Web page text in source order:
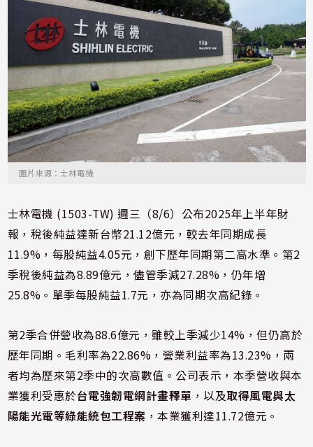
圖片來源：士林電機
士林電機 (1503-TW) 週三（8/6）公布2025年上半年財
報，稅後純益達新台幣21.12億元，較去年同期成長
11.9%，每股純益4.05元，創下歷年同期第二高水準。第2
季稅後純益為8.89億元，儘管季減27.28%，仍年增
25.8%。單季每股純益1.7元，亦為同期次高紀錄。
第2季合併營收為88.6億元，雖較上季減少14%，但仍高於
歷年同期。毛利率為22.86%，營業利益率為13.23%，兩
者均為歷來第2季中的次高數值。公司表示，本季營收與本
業獲利受惠於台電強韌電網計畫釋單 ，以及取得風電與太
陽能光電等綠能統包工程案 ，本業獲利達11.72億元。